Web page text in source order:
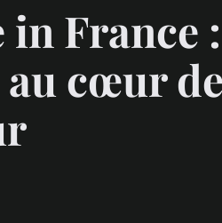
France :
cœur de